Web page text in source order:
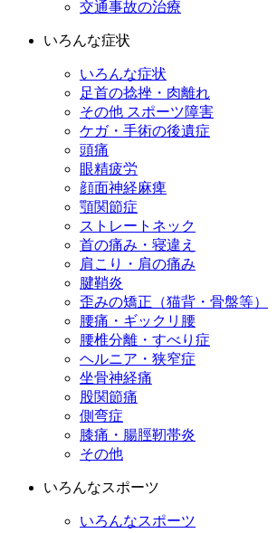
交通事故の治療
いろんな症状
いろんな症状
足首の捻挫・肉離れ
その他 スポーツ障害
ケガ・手術の後遺症
頭痛
眼精疲労
顔面神経麻痺
顎関節症
ストレートネック
首の痛み・寝違え
肩こり・肩の痛み
腱鞘炎
歪みの矯正（猫背・骨盤等）
腰痛・ギックリ腰
腰椎分離・すべり症
ヘルニア・狭窄症
坐骨神経痛
股関節痛
側弯症
膝痛・腸脛靭帯炎
その他
いろんなスポーツ
いろんなスポーツ